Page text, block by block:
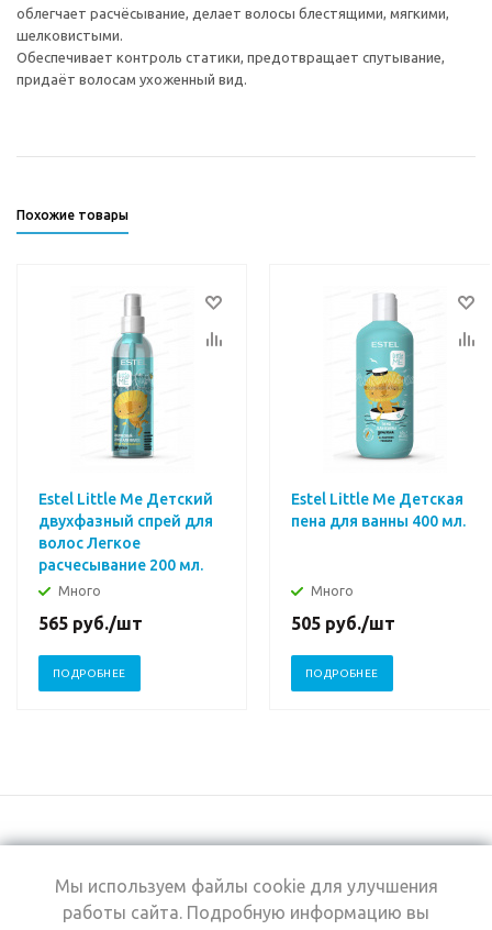
облегчает расчёсывание, делает волосы блестящими, мягкими,
шелковистыми.
Обеспечивает контроль статики, предотвращает спутывание,
придаёт волосам ухоженный вид.
Похожие товары
Estel Little Me Детский
двухфазный спрей для
волос Легкое
расчесывание 200 мл.
Много
565 руб./шт
ПОДРОБНЕЕ
Estel Little Me Детская
пена для ванны 400 мл.
Много
505 руб./шт
ПОДРОБНЕЕ
+7 (495) 969-0950
Мы используем файлы cookie для улучшения
работы сайта. Подробную информацию вы